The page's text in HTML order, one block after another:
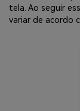
tela. Ao seguir
variar de acordo